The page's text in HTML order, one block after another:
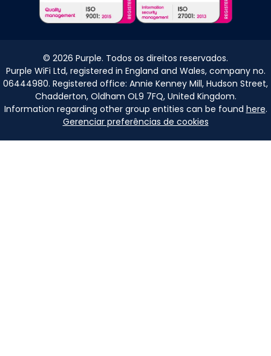
© 2026 Purple. Todos os direitos reservados.
Purple WiFi Ltd, registered in England and Wales, company no.
06444980. Registered office: Annie Kenney Mill, Hudson Street,
Chadderton, Oldham OL9 7FQ, United Kingdom.
Information regarding other group entities can be found here.
Gerenciar preferências de cookies